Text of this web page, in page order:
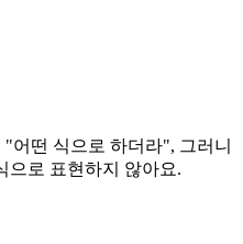
떤 식으로 하더라", 그러니
으로 표현하지 않아요.